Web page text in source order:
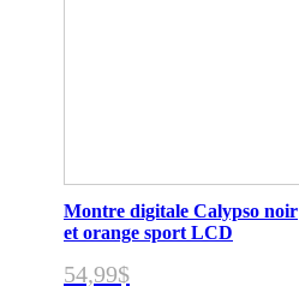
Montre digitale Calypso noir
et orange sport LCD
54,99$